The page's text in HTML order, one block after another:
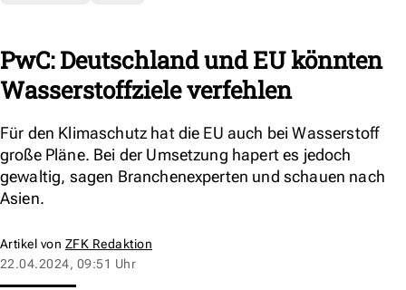
PwC: Deutschland und EU könnten
Wasserstoffziele verfehlen
Für den Klimaschutz hat die EU auch bei Wasserstoff
große Pläne. Bei der Umsetzung hapert es jedoch
gewaltig, sagen Branchenexperten und schauen nach
Asien.
Artikel von ZFK Redaktion
22.04.2024, 09:51 Uhr